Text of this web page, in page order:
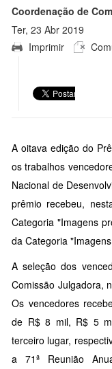
Coordenação de
Ter, 23 Abr 2019
09:47:00 -0300
Imprimir
A oitava edição do
os trabalhos
Nacional de
prêmio recebeu,
Categoria "Imagens
da Categoria
A seleção dos
Comissão Julgadora,
Os vencedores
de R$ 8 mil, R$ 5
terceiro lugar,
a 71ª Reunião